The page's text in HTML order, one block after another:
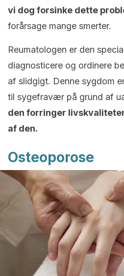
vi dog forsinke dette
forårsage mange smerter.
Reumatologen er den
diagnosticere og ordinere
af slidgigt. Denne sygdom
til sygefravær på grund af
den forringer
af den.
Osteoporose